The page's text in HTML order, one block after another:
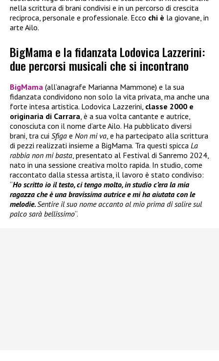
nella scrittura di brani condivisi e in un percorso di crescita
reciproca, personale e professionale. Ecco chi è la giovane, in
arte Ailo.
BigMama e la fidanzata Lodovica Lazzerini:
due percorsi musicali che si incontrano
BigMama (all’anagrafe Marianna Mammone) e la sua
fidanzata condividono non solo la vita privata, ma anche una
forte intesa artistica. Lodovica Lazzerini, classe 2000 e
originaria di Carrara, è a sua volta cantante e autrice,
conosciuta con il nome d’arte Ailo. Ha pubblicato diversi
brani, tra cui Sfiga e Non mi va, e ha partecipato alla scrittura
di pezzi realizzati insieme a BigMama. Tra questi spicca La
rabbia non mi basta, presentato al Festival di Sanremo 2024,
nato in una sessione creativa molto rapida. In studio, come
raccontato dalla stessa artista, il lavoro è stato condiviso:
“Ho scritto io il testo, ci tengo molto, in studio c’era la mia
ragazza che è una bravissima autrice e mi ha aiutata con le
melodie.Sentire il suo nome accanto al mio prima di salire sul
palco sarà bellissimo“.